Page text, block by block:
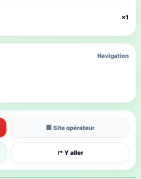
🏢 Site opérateur
↱ Y aller
×1
Navigation